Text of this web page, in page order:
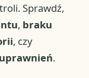
Sprawdź,
, braku
, czy
.